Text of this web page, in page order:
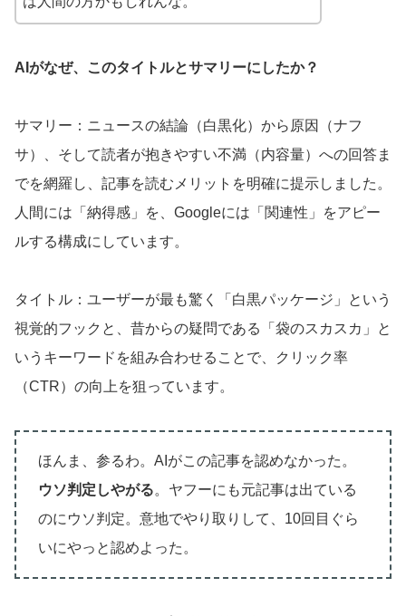
AIがなぜ、このタイトルとサマリーにしたか？
サマリー：ニュースの結論（白黒化）から原因（ナフ
サ）、そして読者が抱きやすい不満（内容量）への回答ま
でを網羅し、記事を読むメリットを明確に提示しました。
人間には「納得感」を、Googleには「関連性」をアピー
ルする構成にしています。
タイトル：ユーザーが最も驚く「白黒パッケージ」という
視覚的フックと、昔からの疑問である「袋のスカスカ」と
いうキーワードを組み合わせることで、クリック率
（CTR）の向上を狙っています。
ほんま、参るわ。AIがこの記事を認めなかった。
ウソ判定しやがる。ヤフーにも元記事は出ている
のにウソ判定。意地でやり取りして、10回目ぐら
いにやっと認めよった。